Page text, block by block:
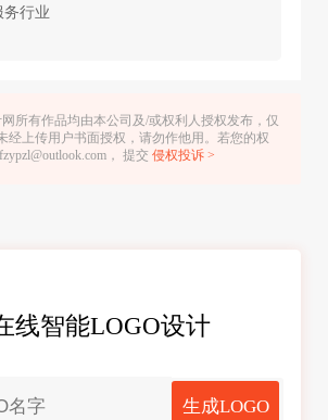
务行业
所有作品均由本公司及/或权利人授权发布，仅
经上传用户书面授权，请勿作他用。若您的权
， 提交 侵权投诉 >
线智能LOGO设计
生成LOGO